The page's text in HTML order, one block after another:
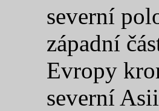
severní
západní
Evropy
severní